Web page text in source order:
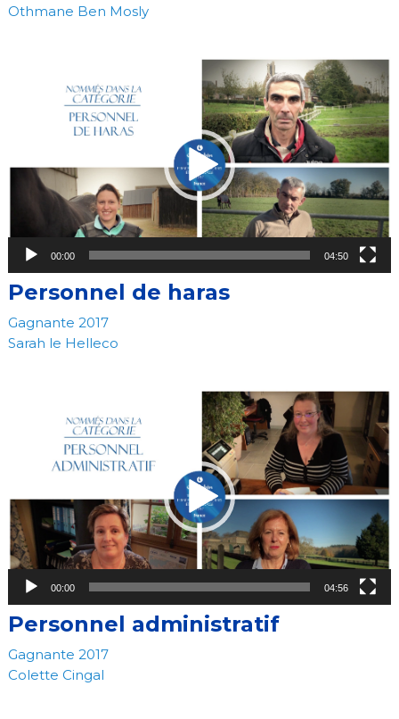
Othmane Ben Mosly
00:00 04:50
Personnel de haras
Gagnante 2017
Sarah le Helleco
00:00 04:56
Personnel administratif
Gagnante 2017
Colette Cingal